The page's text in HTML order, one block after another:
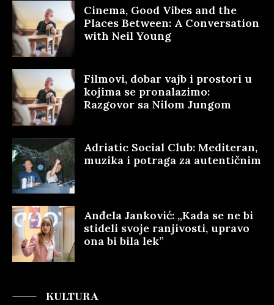
Cinema, Good Vibes and the
Places Between: A Conversation
with Neil Young
Filmovi, dobar vajb i prostori u
kojima se pronalazimo:
Razgovor sa Nilom Jungom
Adriatic Social Club: Mediteran,
muzika i potraga za autentičnim
Anđela Janković: „Kada se ne bi
stideli svoje ranjivosti, upravo
ona bi bila lek”
KULTURA